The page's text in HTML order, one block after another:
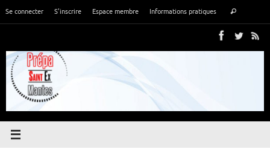
Se connecter S’inscrire Espace membre Informations pratiques
:
Rechercher